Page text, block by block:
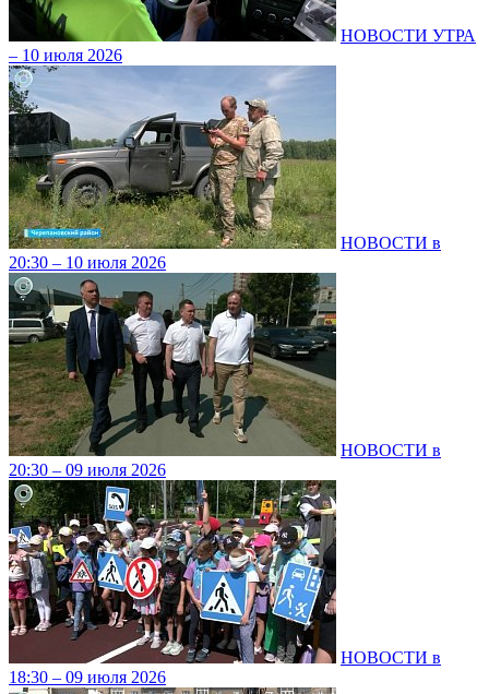
НОВОСТИ УТРА
– 10 июля 2026
НОВОСТИ в
20:30 – 10 июля 2026
НОВОСТИ в
20:30 – 09 июля 2026
НОВОСТИ в
18:30 – 09 июля 2026